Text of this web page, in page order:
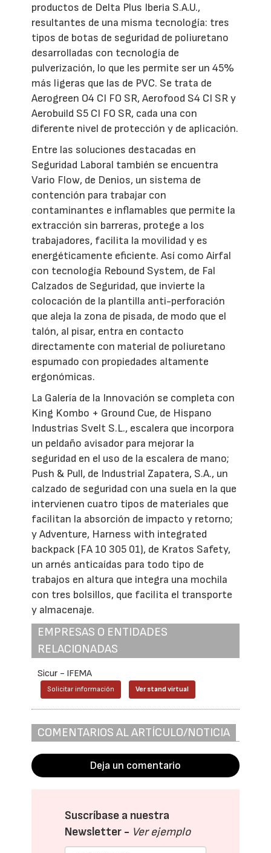
productos de Delta Plus Iberia S.A.U.,
resultantes de una misma tecnología: tres
tipos de botas de seguridad de poliuretano
desarrolladas con tecnología de
pulverización, lo que les permite ser un 45%
más ligeras que las de PVC. Se trata de
Aerogreen O4 CI FO SR, Aerofood S4 CI SR y
Aerobuild S5 CI FO SR, cada una con
diferente nivel de protección y de aplicación.
Entre las soluciones destacadas en
Seguridad Laboral también se encuentra
Vario Flow, de Denios, un sistema de
contención para trabajar con
contaminantes e inflamables que permite la
extracción sin barreras, protege a los
trabajadores, facilita la movilidad y es
energéticamente eficiente. Así como Airfal
con tecnología Rebound System, de Fal
Calzados de Seguridad, que invierte la
colocación de la plantilla anti-perforación
que aleja la zona de pisada, de modo que el
talón, al pisar, entra en contacto
directamente con material de poliuretano
espumado con propiedades altamente
ergonómicas.
La Galería de la Innovación se completa con
King Kombo + Ground Cue, de Hispano
Industrias Svelt S.L., escalera que incorpora
un peldaño avisador para mejorar la
seguridad en el uso de la escalera de mano;
Push & Pull, de Industrial Zapatera, S.A., un
calzado de seguridad con una suela en la que
intervienen cuatro tipos de materiales que
facilitan la absorción de impacto y retorno;
y Adventure, Harness with integrated
backpack (FA 10 305 01), de Kratos Safety,
un arnés anticaídas para todo tipo de
trabajos en altura que integra una mochila
con tres bolsillos, que facilita el transporte
y almacenaje.
EMPRESAS O ENTIDADES
RELACIONADAS
Sicur - IFEMA
Solicitar información Ver stand virtual
COMENTARIOS AL ARTÍCULO/NOTICIA
Deja un comentario
Suscríbase a nuestra
Newsletter - Ver ejemplo